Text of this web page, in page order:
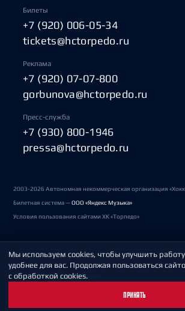
Билеты
+7 (920) 006-05-34
tickets@hctorpedo.ru
Реклама
+7 (920) 07-07-800
gorbunova@hctorpedo.ru
Пресс-служба
+7 (930) 800-1946
pressa@hctorpedo.ru
2003-2026 Автономная некоммерческая организация
Билетная система —ООО «Яндекс Музыка»
Условия пользования сайтами ХК «Торпедо»
Политика обработки персональных данных
Пользовательское соглашение
Мы используем cookies, чтобы улучшить работу
удобнее для вас. Продолжая пользоваться
с обработкой cookies.
ПРИНЯТЬ